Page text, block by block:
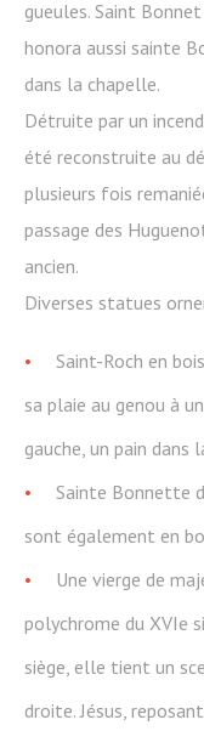
gueules. Saint
honora aussi sainte
dans la chapelle.
Détruite par un
été reconstruite au
plusieurs fois
passage des
ancien.
Diverses statues
Saint-Roch en
sa plaie au genou à
gauche, un pain dans
Sainte Bonnette
sont également en
Une vierge de
polychrome du XVIe
siège, elle tient un
droite. Jésus,